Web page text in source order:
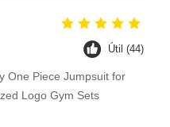
Útil (44)
One Piece Jumpsuit for
Logo Gym Sets